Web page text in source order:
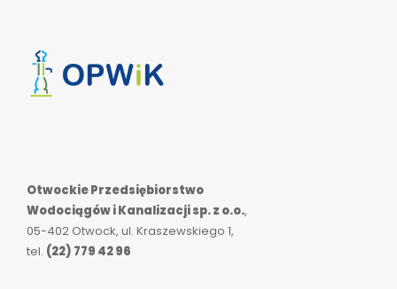
Otwockie Przedsiębiorstwo
Wodociągów i Kanalizacji sp. z o.o.,
05-402 Otwock, ul. Kraszewskiego 1,
tel. (22) 779 42 96